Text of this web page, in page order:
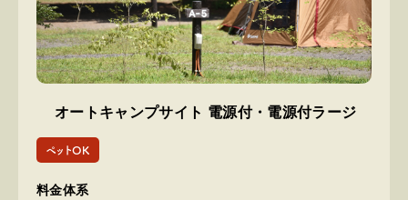
オートキャンプサイト 電源付・電源付ラージ
ペットOK
料金体系